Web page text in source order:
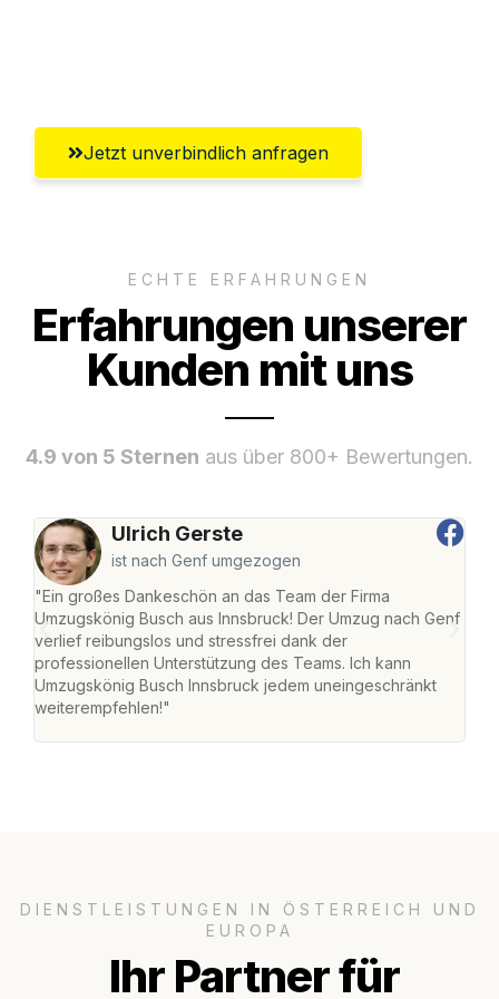
Jetzt unverbindlich anfragen
ECHTE ERFAHRUNGEN
Erfahrungen unserer
Kunden mit uns
4.9 von 5 Sternen aus über 800+ Bewertungen.
Ulrich Gerste
ist nach Genf umgezogen
"Ein großes Dankeschön an das Team der Firma
Umzugskönig Busch aus Innsbruck! Der Umzug nach Genf
verlief reibungslos und stressfrei dank der
professionellen Unterstützung des Teams. Ich kann
Umzugskönig Busch Innsbruck jedem uneingeschränkt
weiterempfehlen!"
DIENSTLEISTUNGEN IN ÖSTERREICH UND
EUROPA
Ihr Partner für